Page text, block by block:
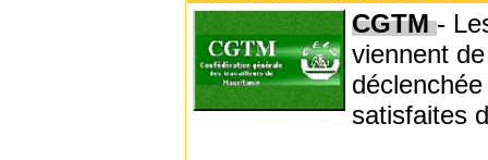
CGTM-
viennent
satisfaites